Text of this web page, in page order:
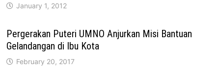
January 1, 2012
Pergerakan Puteri UMNO Anjurkan Misi Bantuan
Gelandangan di Ibu Kota
February 20, 2017